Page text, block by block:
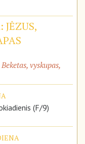
JĖZUS,
vyskupas,
(F/9)